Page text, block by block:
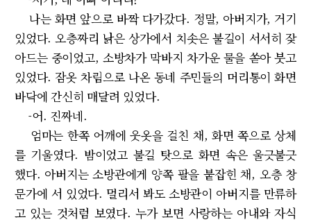
나는 화면 앞으로 바짝 다가갔다. 정말, 아버지가, 거기
있었다. 오층짜리 낡은 상가에서 치솟은 불길이 서서히 잦
아드는 중이었고, 소방차가 막바지 차가운 물을 쏟아 붓고
있었다. 잠옷 차림으로 나온 동네 주민들의 머리통이 화면
바닥에 간신히 매달려 있었다.
-어. 진짜네.
엄마는 한쪽 어깨에 웃옷을 걸친 채, 화면 쪽으로 상체
를 기울였다. 밤이었고 불길 탓으로 화면 속은 울긋불긋
했다. 아버지는 소방관에게 양쪽 팔을 붙잡힌 채, 오층 창
문가에 서 있었다. 멀리서 봐도 소방관이 아버지를 만류하
고 있는 것처럼 보였다. 누가 보면 사랑하는 아내와 자식